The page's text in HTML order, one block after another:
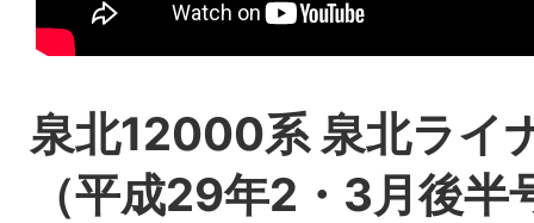
泉北12000系 泉北ライ
（平成29年2・3月後半